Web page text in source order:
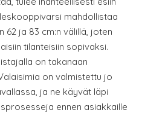
mahdollistaa
ja 83 cm:n välillä, joten
tilanteisiin sopivaksi.
on takanaan
on valmistettu jo
ja ne käyvät läpi
ennen asiakkaille